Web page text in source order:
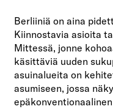
Berliiniä on aina
Kiinnostavia asioita
Mittessä, jonne
käsittäviä uuden
asuinalueita on
asumiseen, jossa